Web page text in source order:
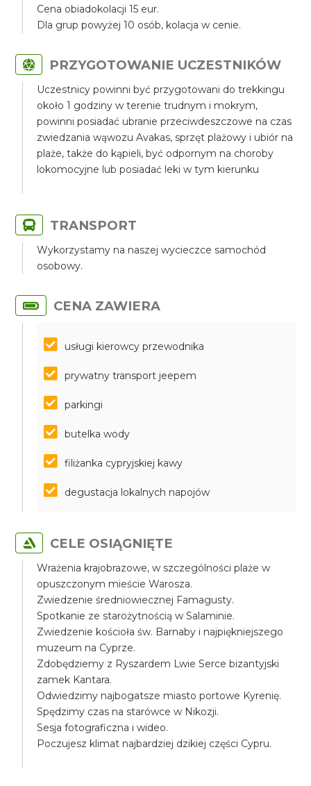
Cena obiadokolacji 15 eur.
Dla grup powyżej 10 osób, kolacja w cenie.
PRZYGOTOWANIE UCZESTNIKÓW
Uczestnicy powinni być przygotowani do trekkingu
około 1 godziny w terenie trudnym i mokrym,
powinni posiadać ubranie przeciwdeszczowe na czas
zwiedzania wąwozu Avakas, sprzęt plażowy i ubiór na
plaże, także do kąpieli, być odpornym na choroby
lokomocyjne lub posiadać leki w tym kierunku
TRANSPORT
Wykorzystamy na naszej wycieczce samochód
osobowy.
CENA ZAWIERA
usługi kierowcy przewodnika
prywatny transport jeepem
parkingi
butelka wody
filiżanka cypryjskiej kawy
degustacja lokalnych napojów
CELE OSIĄGNIĘTE
Wrażenia krajobrazowe, w szczególności plaże w
opuszczonym mieście Warosza.
Zwiedzenie średniowiecznej Famagusty.
Spotkanie ze starożytnością w Salaminie.
Zwiedzenie kościoła św. Barnaby i najpiękniejszego
muzeum na Cyprze.
Zdobędziemy z Ryszardem Lwie Serce bizantyjski
zamek Kantara.
Odwiedzimy najbogatsze miasto portowe Kyrenię.
Spędzimy czas na starówce w Nikozji.
Sesja fotograficzna i wideo.
Poczujesz klimat najbardziej dzikiej części Cypru.